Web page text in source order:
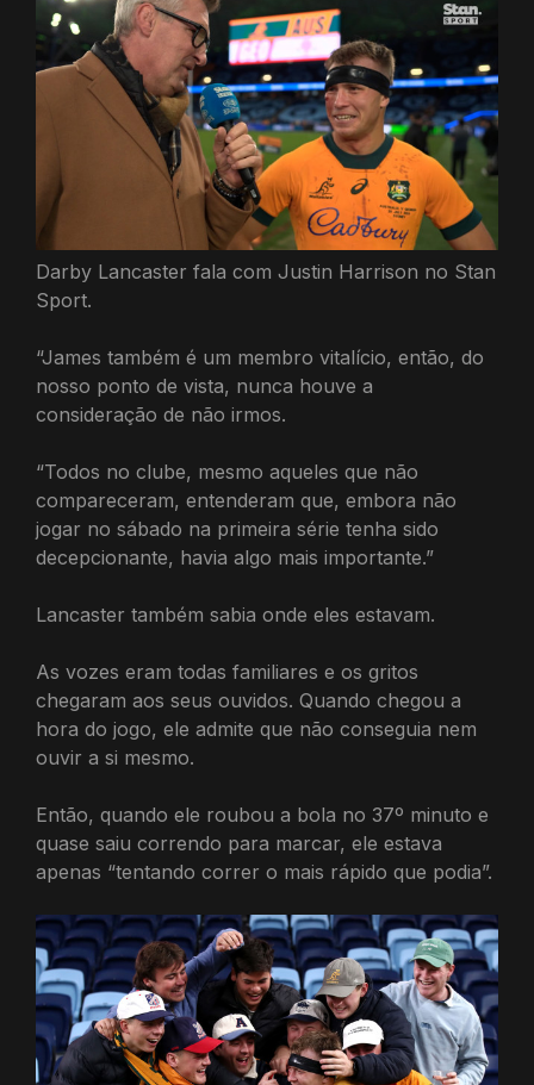
Darby Lancaster fala com Justin Harrison no Stan
Sport.
“James também é um membro vitalício, então, do
nosso ponto de vista, nunca houve a
consideração de não irmos.
“Todos no clube, mesmo aqueles que não
compareceram, entenderam que, embora não
jogar no sábado na primeira série tenha sido
decepcionante, havia algo mais importante.”
Lancaster também sabia onde eles estavam.
As vozes eram todas familiares e os gritos
chegaram aos seus ouvidos. Quando chegou a
hora do jogo, ele admite que não conseguia nem
ouvir a si mesmo.
Então, quando ele roubou a bola no 37º minuto e
quase saiu correndo para marcar, ele estava
apenas “tentando correr o mais rápido que podia”.